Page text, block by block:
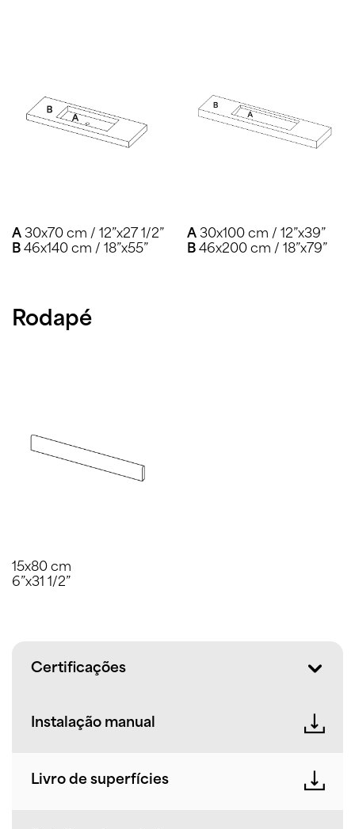
A 30x70 cm / 12”x27 1/2”
B 46x140 cm / 18”x55”
A 30x100 cm / 12”x39”
B 46x200 cm / 18”x79”
Rodapé
15x80 cm
6”x31 1/2”
Certificações
Instalação manual
Livro de superfícies